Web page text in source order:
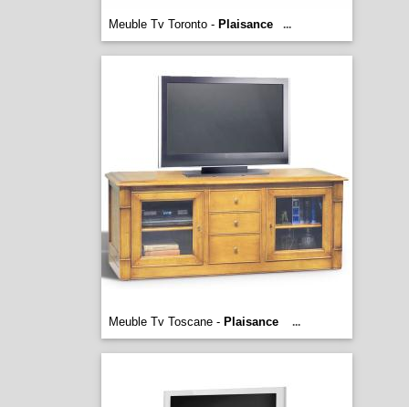
Meuble Tv Toronto - Plaisance ...
Meuble Tv Toscane - Plaisance ...